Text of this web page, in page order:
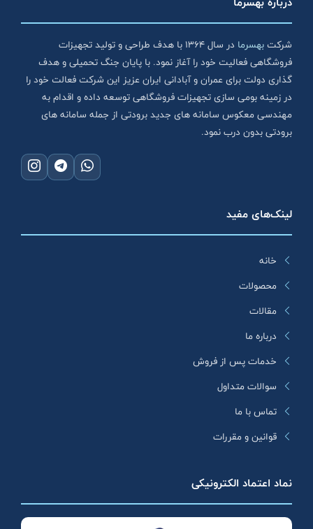
شرکت بهسرما
در سال ۱۳۶۴ با هدف طراحی و تولید تجهیزات
فروشگاهی فعالیت خود را آغاز نمود. با پایان جنگ تحمیلی و هدف
گذاری دولت برای عمران و آبادانی ایران عزیز این شرکت فعالت خود را
در زمینه بومی سازی تجهیزات فروشگاهی توسعه داده و اقدام به
مهندسی معکوس سامانه های جدید برودتی از جمله سامانه های
برودتی بدون درب نمود.
لینک‌های مفید
خانه
محصولات
مقالات
درباره ما
خدمات پس از فروش
سوالات متداول
تماس با ما
قوانین و مقررات
نماد اعتماد الکترونیکی